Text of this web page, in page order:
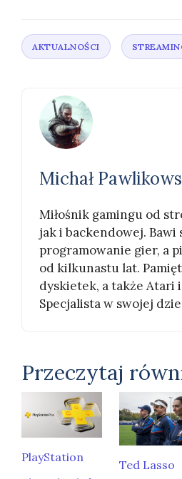
Michał
Miłośnik gamingu od
jak i backendowej. Bawi
programowanie gier, a
od kilkunastu lat.
dyskietek, a także Atari
Specjalista w swojej
Przeczytaj
PlayStation
Ted Lasso